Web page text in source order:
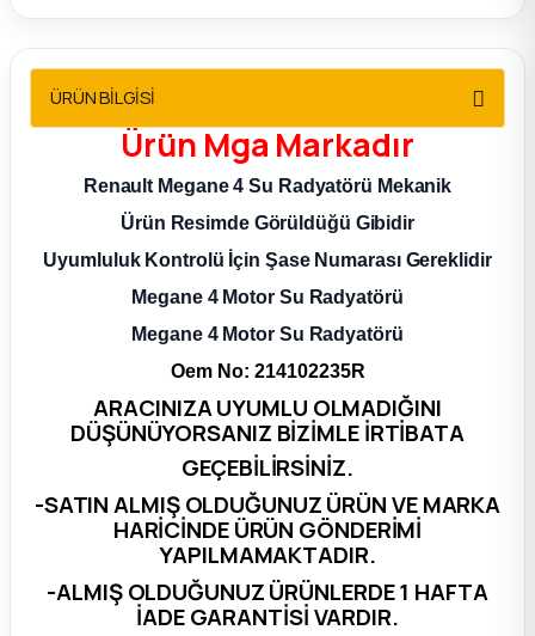
Sedan
Parça
ÜRÜN BİLGİSİ
Ürün Mga Markadır
Renault Megane 4 Su Radyatörü Mekanik
Ürün Resimde Görüldüğü Gibidir
Uyumluluk Kontrolü İçin Şase Numarası Gereklidir
Megane 4 Motor Su Radyatörü
Megane 4 Motor Su Radyatörü
Oem No: 214102235R
ARACINIZA UYUMLU OLMADIĞINI
DÜŞÜNÜYORSANIZ BİZİMLE İRTİBATA
GEÇEBİLİRSİNİZ.
-SATIN ALMIŞ OLDUĞUNUZ ÜRÜN VE MARKA
HARİCİNDE ÜRÜN GÖNDERİMİ
YAPILMAMAKTADIR.
-ALMIŞ OLDUĞUNUZ ÜRÜNLERDE 1 HAFTA
İADE GARANTİSİ VARDIR.